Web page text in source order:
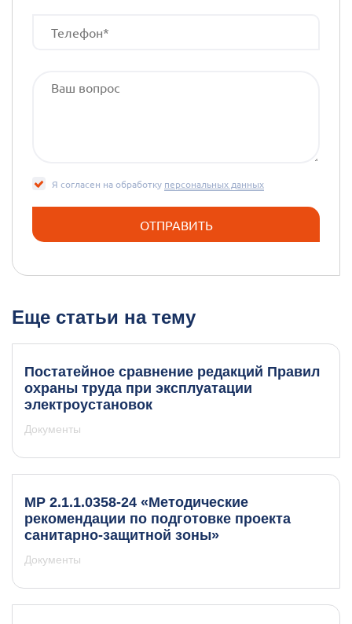
Я согласен на обработку персональных данных
Еще статьи на тему
Постатейное сравнение редакций Правил
охраны труда при эксплуатации
электроустановок
Документы
МР 2.1.1.0358-24 «Методические
рекомендации по подготовке проекта
санитарно-защитной зоны»
Документы